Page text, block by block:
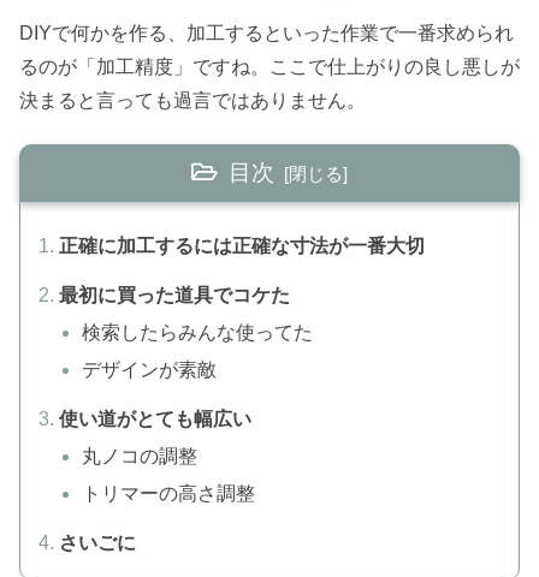
DIYで何かを作る、加工するといった作業で一番求められ
るのが「加工精度」ですね。ここで仕上がりの良し悪しが
決まると言っても過言ではありません。
目次
正確に加工するには正確な寸法が一番大切
最初に買った道具でコケた
検索したらみんな使ってた
デザインが素敵
使い道がとても幅広い
丸ノコの調整
トリマーの高さ調整
さいごに